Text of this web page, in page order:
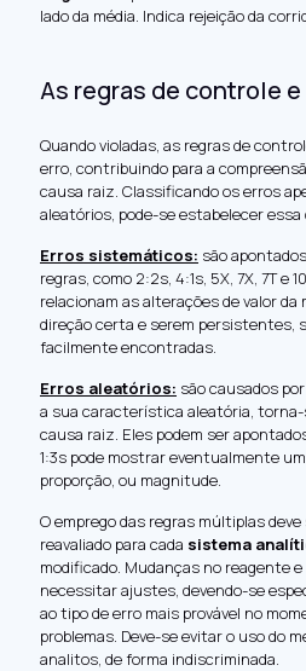
lado da média. Indica rejeição da
As regras de controle
Quando violadas, as regras de
erro, contribuindo para a
causa raiz. Classificando os erros
aleatórios, pode-se estabelecer essa
Erros sistemáticos: são
regras, como 2:2s, 4:1s, 5X, 7X, 7T e
relacionam as alterações de valor da
direção certa e serem persistentes,
facilmente encontradas.
Erros aleatórios: são causados
a sua característica aleatória,
causa raiz. Eles podem ser
1:3s pode mostrar eventualmente
proporção, ou magnitude.
O emprego das regras múltiplas
reavaliado para cada sistema
modificado. Mudanças no reagente
necessitar ajustes, devendo-se
ao tipo de erro mais provável no
problemas. Deve-se evitar o uso do
analitos, de forma indiscriminada.